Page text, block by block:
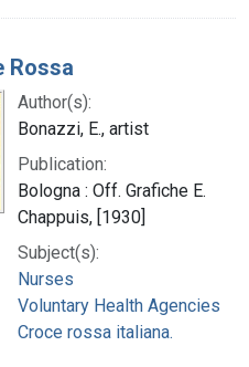
Rossa
Author(s):
Bonazzi, E., artist
Publication:
Bologna : Off. Grafiche E.
Chappuis, [1930]
Subject(s):
Nurses
Voluntary Health Agencies
Croce rossa italiana.